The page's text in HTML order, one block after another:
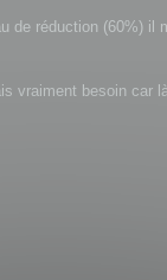
de réduction (60%) il
vraiment besoin car